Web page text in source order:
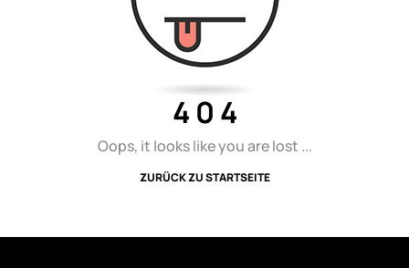
4 0 4
Oops, it looks like you are lost ...
ZURÜCK ZU STARTSEITE